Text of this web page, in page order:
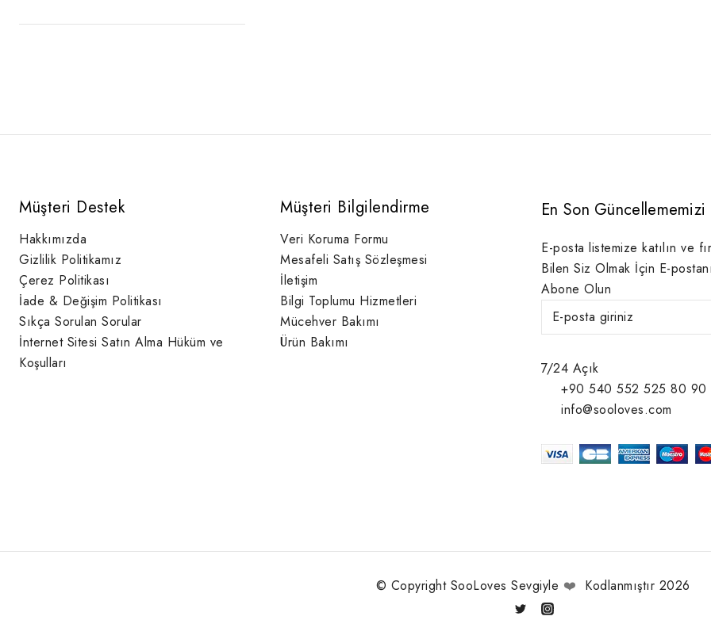
Müşteri Destek
Hakkımızda
Gizlilik Politikamız
Çerez Politikası
İade & Değişim Politikası
Sıkça Sorulan Sorular
İnternet Sitesi Satın Alma Hüküm ve
Koşulları
Müşteri Bilgilendirme
Veri Koruma Formu
Mesafeli Satış Sözleşmesi
İletişim
Bilgi Toplumu Hizmetleri
Mücehver Bakımı
Ürün Bakımı
En Son Güncellememizi
E-posta listemize katılın ve
Bilen Siz Olmak İçin E-
Abone Olun
7/24 Açık
+90 540 552 525 80 90
info@sooloves.com
© Copyright SooLoves Sevgiyle ❤️ Kodlanmıştır 2026